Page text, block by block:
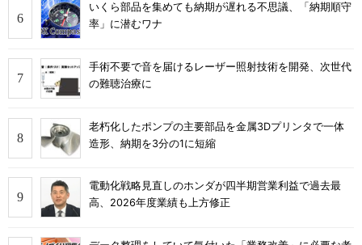
いくら部品を集めても納期が遅れる不思議、「納期順守
率」に潜むワナ
手術不要で音を届けるレーザー照射技術を開発、次世代
の難聴治療に
老朽化したポンプの主要部品を金属3Dプリンタで一体
造形、納期を3分の1に短縮
電動化戦略見直しのホンダが四半期営業利益で過去最
高、2026年度業績も上方修正